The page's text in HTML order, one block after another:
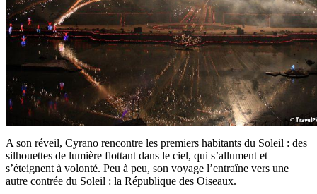
A son réveil, Cyrano rencontre les premiers habitants du Soleil : des
silhouettes de lumière flottant dans le ciel, qui s’allument et
s’éteignent à volonté. Peu à peu, son voyage l’entraîne vers une
autre contrée du Soleil : la République des Oiseaux.